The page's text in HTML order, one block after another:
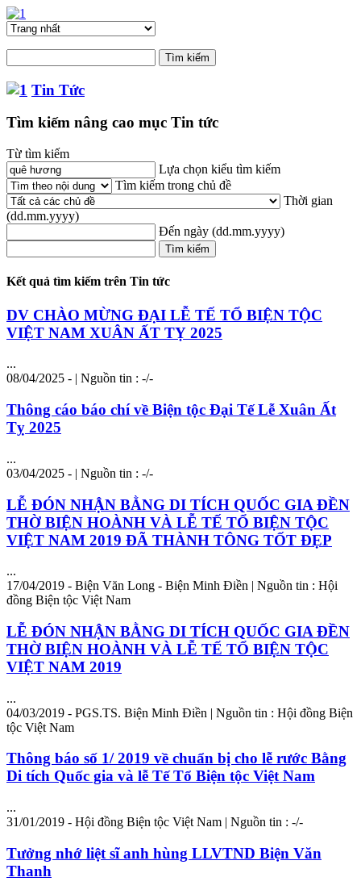
Tin Tức
Tìm kiếm nâng cao mục Tin tức
Từ tìm kiếm
Lựa chọn kiểu tìm kiếm
Tìm kiếm trong chủ đề
Thời gian
(dd.mm.yyyy)
Đến ngày (dd.mm.yyyy)
Kết quả tìm kiếm trên Tin tức
DV CHÀO MỪNG ĐẠI LỄ TẾ TỔ BIỆN TỘC
VIỆT NAM XUÂN ẤT TỴ 2025
...
08/04/2025 - | Nguồn tin : -/-
Thông cáo báo chí về Biện tộc Đại Tế Lễ Xuân Ất
Tỵ 2025
...
03/04/2025 - | Nguồn tin : -/-
LỄ ĐÓN NHẬN BẰNG DI TÍCH QUỐC GIA ĐỀN
THỜ BIỆN HOÀNH VÀ LỄ TẾ TỔ BIỆN TỘC
VIỆT NAM 2019 ĐÃ THÀNH TÔNG TỐT ĐẸP
...
17/04/2019 - Biện Văn Long - Biện Minh Điền | Nguồn tin : Hội
đồng Biện tộc Việt Nam
LỄ ĐÓN NHẬN BẰNG DI TÍCH QUỐC GIA ĐỀN
THỜ BIỆN HOÀNH VÀ LỄ TẾ TỔ BIỆN TỘC
VIỆT NAM 2019
...
04/03/2019 - PGS.TS. Biện Minh Điền | Nguồn tin : Hội đồng Biện
tộc Việt Nam
Thông báo số 1/ 2019 về chuẩn bị cho lễ rước Bằng
Di tích Quốc gia và lễ Tế Tổ Biện tộc Việt Nam
...
31/01/2019 - Hội đồng Biện tộc Việt Nam | Nguồn tin : -/-
Tưởng nhớ liệt sĩ anh hùng LLVTND Biện Văn
Thanh